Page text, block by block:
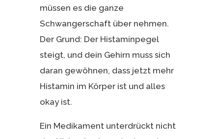
müssen es die ganze
Schwangerschaft über nehmen.
Der Grund: Der Histaminpegel
steigt, und dein Gehirn muss sich
daran gewöhnen, dass jetzt mehr
Histamin im Körper ist und alles
okay ist.
Ein Medikament unterdrückt nicht